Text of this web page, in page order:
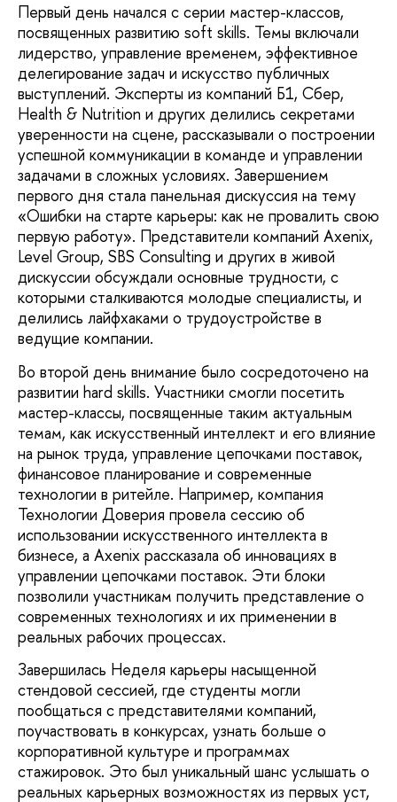
Первый день начался с серии мастер-классов,
посвященных развитию soft skills. Темы включали
лидерство, управление временем, эффективное
делегирование задач и искусство публичных
выступлений. Эксперты из компаний Б1, Сбер,
Health & Nutrition и других делились секретами
уверенности на сцене, рассказывали о построении
успешной коммуникации в команде и управлении
задачами в сложных условиях. Завершением
первого дня стала панельная дискуссия на тему
«Ошибки на старте карьеры: как не провалить свою
первую работу». Представители компаний Axenix,
Level Group, SBS Consulting и других в живой
дискуссии обсуждали основные трудности, с
которыми сталкиваются молодые специалисты, и
делились лайфхаками о трудоустройстве в
ведущие компании.
Во второй день внимание было сосредоточено на
развитии hard skills. Участники смогли посетить
мастер-классы, посвященные таким актуальным
темам, как искусственный интеллект и его влияние
на рынок труда, управление цепочками поставок,
финансовое планирование и современные
технологии в ритейле. Например, компания
Технологии Доверия провела сессию об
использовании искусственного интеллекта в
бизнесе, а Axenix рассказала об инновациях в
управлении цепочками поставок. Эти блоки
позволили участникам получить представление о
современных технологиях и их применении в
реальных рабочих процессах.
Завершилась Неделя карьеры насыщенной
стендовой сессией, где студенты могли
пообщаться с представителями компаний,
поучаствовать в конкурсах, узнать больше о
корпоративной культуре и программах
стажировок. Это был уникальный шанс услышать о
реальных карьерных возможностях из первых уст,